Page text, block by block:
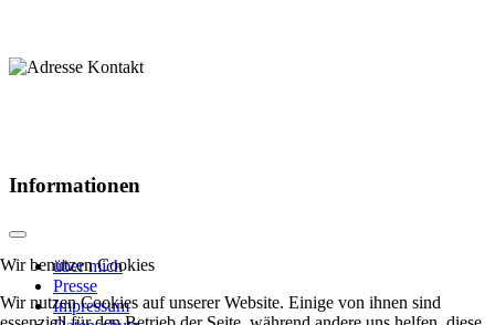
Informationen
über mich
Presse
Impressum
Wir benutzen Cookies
Wir nutzen Cookies auf unserer Website. Einige von ihnen sind